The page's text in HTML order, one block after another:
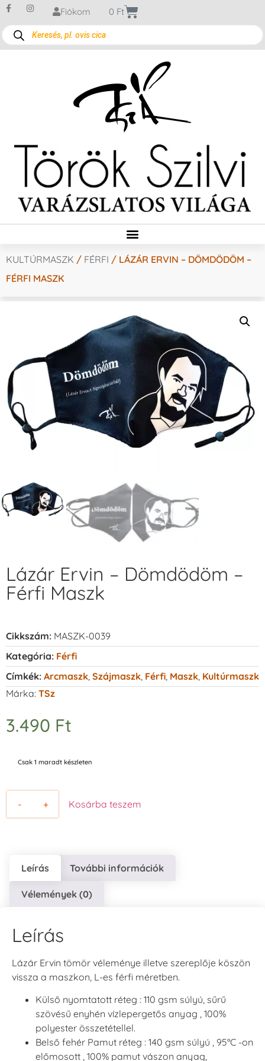
Fiókom 0 Ft
KULTÚRMASZK / FÉRFI / LÁZÁR ERVIN – DÖMDÖDÖM –
FÉRFI MASZK
Lázár Ervin – Dömdödöm –
Férfi Maszk
Cikkszám: MASZK-0039
Kategória: Férfi
Címkék: Arcmaszk, Szájmaszk, Férfi, Maszk, Kultúrmaszk
Márka: TSz
3.490 Ft
Csak 1 maradt készleten
- + Kosárba teszem
Leírás További információk
Vélemények (0)
Leírás
Lázár Ervin tömör véleménye illetve szereplője köszön
vissza a maszkon, L-es férfi méretben.
Külső nyomtatott réteg : 110 gsm súlyú, sűrű
szövésű enyhén vízlepergetős anyag , 100%
polyester összetétellel.
Belső fehér Pamut réteg : 140 gsm súlyú , 95°C -on
előmosott , 100% pamut vászon anyag,